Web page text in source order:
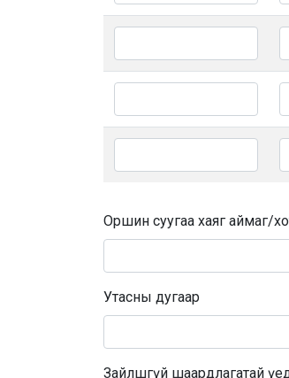
Оршин суугаа хаяг аймаг/
Утасны дугаар
Зайлшгүй шаардлагатай